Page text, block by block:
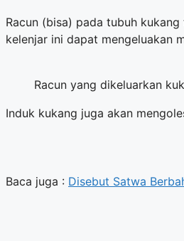
Racun (bisa) pada tubuh
kelenjar ini dapat mengeluakan
Racun yang dikeluarkan
Induk kukang juga akan
Baca juga : Disebut Satwa